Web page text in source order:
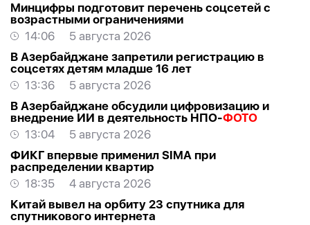
Минцифры подготовит перечень соцсетей с
возрастными ограничениями
14:06
5 августа 2026
В Азербайджане запретили регистрацию в
соцсетях детям младше 16 лет
13:36
5 августа 2026
В Азербайджане обсудили цифровизацию и
внедрение ИИ в деятельность НПО-ФОТО
13:04
5 августа 2026
ФИКГ впервые применил SIMA при
распределении квартир
18:35
4 августа 2026
Китай вывел на орбиту 23 спутника для
спутникового интернета